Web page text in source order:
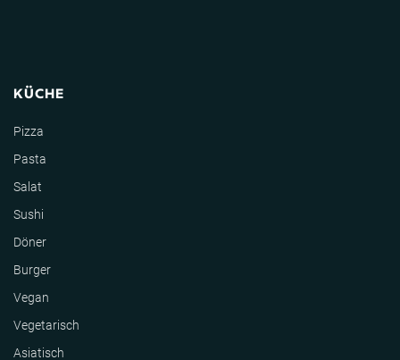
KÜCHE
Pizza
Pasta
Salat
Sushi
Döner
Burger
Vegan
Vegetarisch
Asiatisch